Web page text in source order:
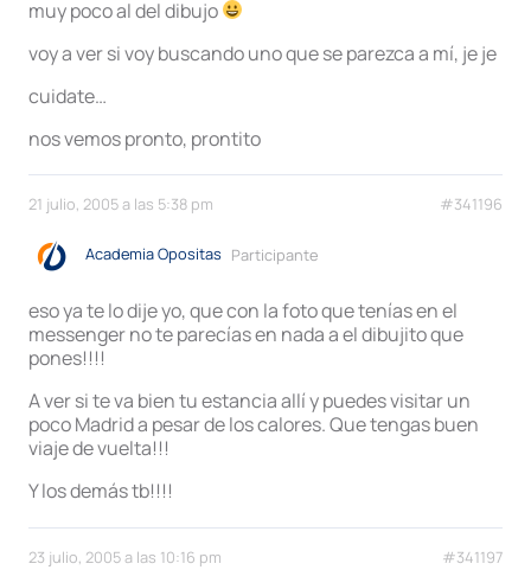
muy poco al del dibujo
voy a ver si voy buscando uno que se parezca a mí, je je
cuidate…
nos vemos pronto, prontito
21 julio, 2005 a las 5:38 pm #341196
Academia Opositas Participante
eso ya te lo dije yo, que con la foto que tenías en el
messenger no te parecías en nada a el dibujito que
pones!!!!
A ver si te va bien tu estancia allí y puedes visitar un
poco Madrid a pesar de los calores. Que tengas buen
viaje de vuelta!!!
Y los demás tb!!!!
23 julio, 2005 a las 10:16 pm #341197